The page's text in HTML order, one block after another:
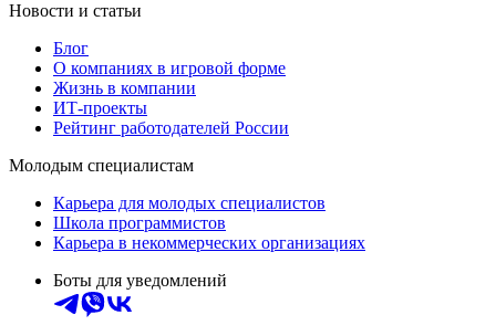
Новости и статьи
Блог
О компаниях в игровой форме
Жизнь в компании
ИТ-проекты
Рейтинг работодателей России
Молодым специалистам
Карьера для молодых специалистов
Школа программистов
Карьера в некоммерческих организациях
Боты для уведомлений